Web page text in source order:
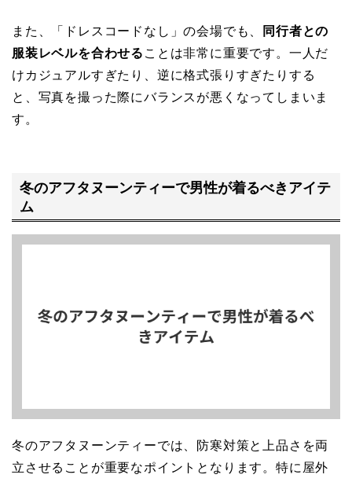
また、「ドレスコードなし」の会場でも、
同行者との
服装レベルを合わせる ことは非常に重要です。一人だ
けカジュアルすぎたり、逆に格式張りすぎたりする
と、写真を撮った際にバランスが悪くなってしまいま
す。
冬のアフタヌーンティーで男性が着るべきアイテ
ム
冬のアフタヌーンティーでは、防寒対策と上品さを両
立させることが重要なポイントとなります。特に屋外